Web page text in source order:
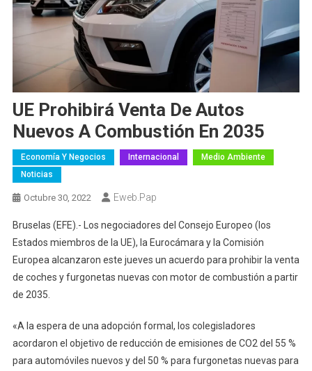
UE Prohibirá Venta De Autos
Nuevos A Combustión En 2035
Economía Y Negocios Internacional
Medio Ambiente
Noticias
Octubre 30, 2022 Eweb.pap
Bruselas (EFE).- Los negociadores del Consejo Europeo (los
Estados miembros de la UE), la Eurocámara y la Comisión
Europea alcanzaron este jueves un acuerdo para prohibir la venta
de coches y furgonetas nuevas con motor de combustión a partir
de 2035.
«A la espera de una adopción formal, los colegisladores
acordaron el objetivo de reducción de emisiones de CO2 del 55 %
para automóviles nuevos y del 50 % para furgonetas nuevas para